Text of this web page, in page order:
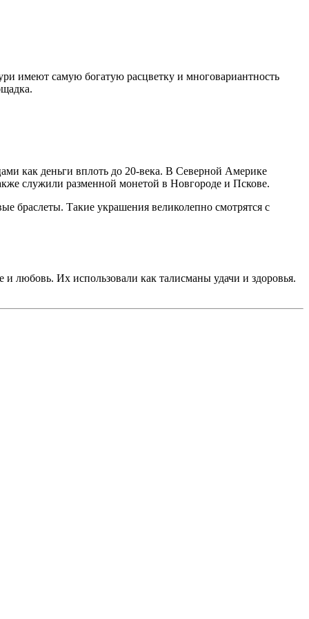
имеют самую богатую расцветку и многовариантность
как деньги вплоть до 20-века. В Северной Америке
служили разменной монетой в Новгороде и Пскове.
браслеты. Такие украшения великолепно смотрятся с
любовь. Их использовали как талисманы удачи и здоровья.